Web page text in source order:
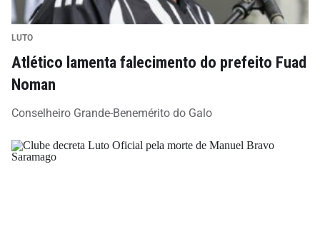
LUTO
Atlético lamenta falecimento do prefeito Fuad
Noman
Conselheiro Grande-Benemérito do Galo